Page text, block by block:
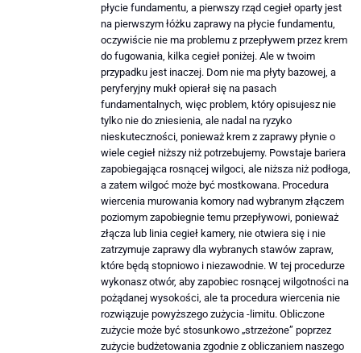
płycie fundamentu, a pierwszy rząd cegieł oparty jest
na pierwszym łóżku zaprawy na płycie fundamentu,
oczywiście nie ma problemu z przepływem przez krem ​​
do fugowania, kilka cegieł poniżej. Ale w twoim
przypadku jest inaczej. Dom nie ma płyty bazowej, a
peryferyjny mukł opierał się na pasach
fundamentalnych, więc problem, który opisujesz nie
tylko nie do zniesienia, ale nadal na ryzyko
nieskuteczności, ponieważ krem ​​z zaprawy płynie o
wiele cegieł niższy niż potrzebujemy. Powstaje bariera
zapobiegająca rosnącej wilgoci, ale niższa niż podłoga,
a zatem wilgoć może być mostkowana. Procedura
wiercenia murowania komory nad wybranym złączem
poziomym zapobiegnie temu przepływowi, ponieważ
złącza lub linia cegieł kamery, nie otwiera się i nie
zatrzymuje zaprawy dla wybranych stawów zapraw,
które będą stopniowo i niezawodnie. W tej procedurze
wykonasz otwór, aby zapobiec rosnącej wilgotności na
pożądanej wysokości, ale ta procedura wiercenia nie
rozwiązuje powyższego zużycia -limitu. Obliczone
zużycie może być stosunkowo „strzeżone” poprzez
zużycie budżetowania zgodnie z obliczaniem naszego